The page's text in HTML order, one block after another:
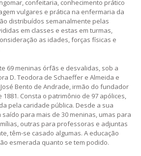
confeitaria, conhecimento prático
vulgares e prática na enfermaria da
distribuídos semanalmente pelas
em classes e estas em turmas,
as idades, forças físicas e
69 meninas órfãs e desvalidas, sob a
D. Teodora de Schaeffer e Almeida e
Bento de Andrade, irmão do fundador
Consta o patrimônio de 97 apólices,
pela caridade pública. Desde a sua
para mais de 30 meninas, umas para
outras para professoras e adjuntas
têm-se casado algumas. A educação
esmerada quanto se tem podido.